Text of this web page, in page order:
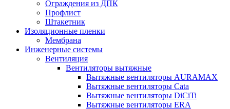
Ограждения из ДПК
Профлист
Штакетник
Изоляционные пленки
Мембрана
Инженерные системы
Вентиляция
Вентиляторы вытяжные
Вытяжные вентиляторы AURAMAX
Вытяжные вентиляторы Cata
Вытяжные вентиляторы DiCiTi
Вытяжные вентиляторы ERA